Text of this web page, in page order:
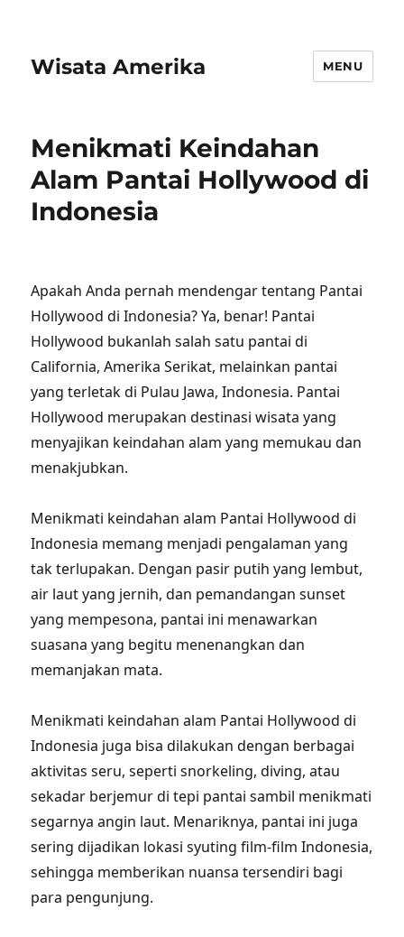
Wisata Amerika MENU
Menikmati Keindahan
Alam Pantai Hollywood di
Indonesia
Apakah Anda pernah mendengar tentang Pantai
Hollywood di Indonesia? Ya, benar! Pantai
Hollywood bukanlah salah satu pantai di
California, Amerika Serikat, melainkan pantai
yang terletak di Pulau Jawa, Indonesia. Pantai
Hollywood merupakan destinasi wisata yang
menyajikan keindahan alam yang memukau dan
menakjubkan.
Menikmati keindahan alam Pantai Hollywood di
Indonesia memang menjadi pengalaman yang
tak terlupakan. Dengan pasir putih yang lembut,
air laut yang jernih, dan pemandangan sunset
yang mempesona, pantai ini menawarkan
suasana yang begitu menenangkan dan
memanjakan mata.
Menikmati keindahan alam Pantai Hollywood di
Indonesia juga bisa dilakukan dengan berbagai
aktivitas seru, seperti snorkeling, diving, atau
sekadar berjemur di tepi pantai sambil menikmati
segarnya angin laut. Menariknya, pantai ini juga
sering dijadikan lokasi syuting film-film Indonesia,
sehingga memberikan nuansa tersendiri bagi
para pengunjung.